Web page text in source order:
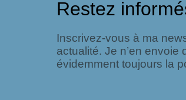
Restez
Inscrivez-vous à ma
actualité. Je n’en
évidemment toujours la